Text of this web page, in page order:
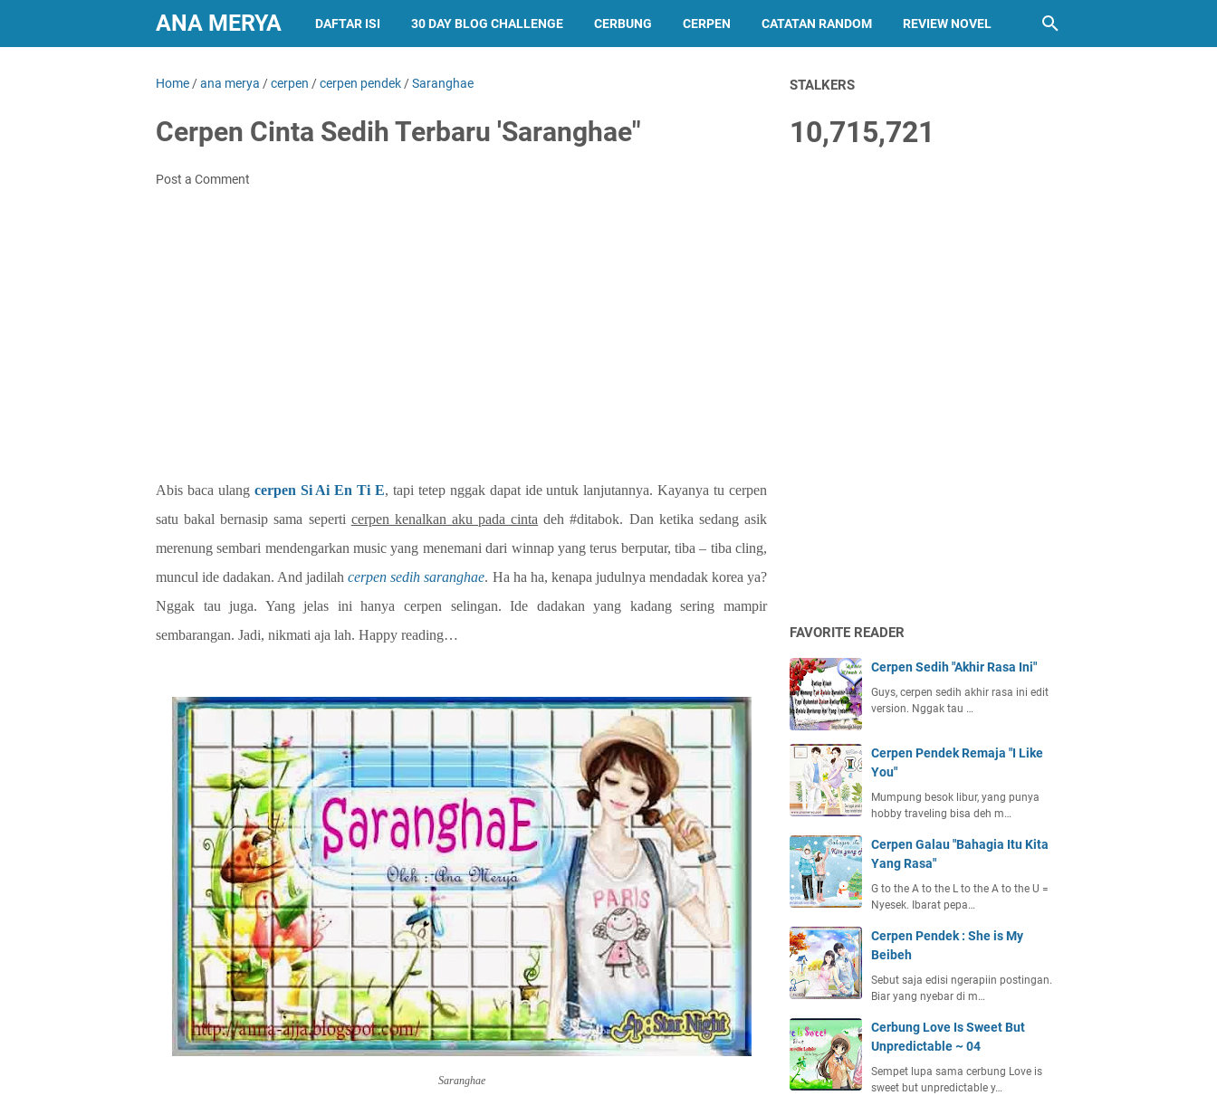
ANA MERYA DAFTAR ISI 30 DAY BLOG CHALLENGE CERBUNG CERPEN CATATAN RANDOM REVIEW NOVEL
Home /ana merya /cerpen /cerpen pendek /Saranghae
Cerpen Cinta Sedih Terbaru 'Saranghae"
Post a Comment
Abis baca ulang cerpen Si Ai En Ti E, tapi tetep nggak dapat ide untuk lanjutannya. Kayanya tu cerpen
satu bakal bernasip sama seperti cerpen kenalkan aku pada cinta deh #ditabok. Dan ketika sedang asik
merenung sembari mendengarkan music yang menemani dari winnap yang terus berputar, tiba – tiba cling,
muncul ide dadakan. And jadilahcerpen sedih saranghae. Ha ha ha, kenapa judulnya mendadak korea ya?
Nggak tau juga. Yang jelas ini hanya cerpen selingan. Ide dadakan yang kadang sering mampir
sembarangan. Jadi, nikmati aja lah. Happy reading…
Saranghae
STALKERS
10,715,721
FAVORITE READER
Cerpen Sedih "Akhir Rasa Ini"
Guys, cerpen sedih akhir rasa ini edit
version. Nggak tau …
Cerpen Pendek Remaja "I Like
You"
Mumpung besok libur, yang punya
hobby traveling bisa deh m…
Cerpen Galau "Bahagia Itu Kita
Yang Rasa"
G to the A to the L to the A to the U =
Nyesek. Ibarat pepa…
Cerpen Pendek : She is My
Beibeh
Sebut saja edisi ngerapiin postingan.
Biar yang nyebar di m…
Cerbung Love Is Sweet But
Unpredictable ~ 04
Sempet lupa sama cerbung Love is
sweet but unpredictable y…